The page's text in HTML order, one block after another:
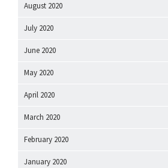
August 2020
July 2020
June 2020
May 2020
April 2020
March 2020
February 2020
January 2020